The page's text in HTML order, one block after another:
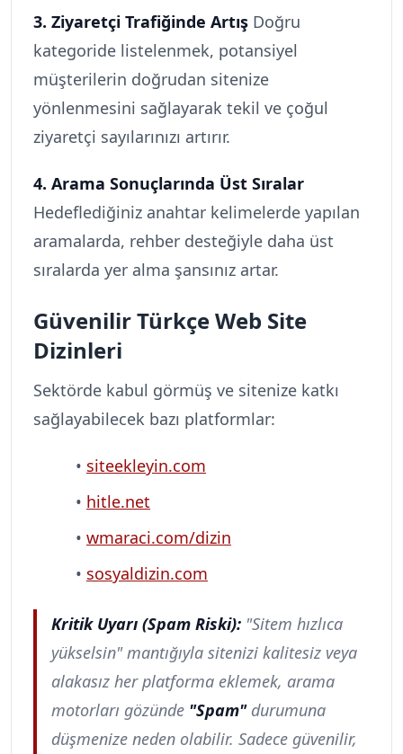
3. Ziyaretçi Trafiğinde Artış Doğru
kategoride listelenmek, potansiyel
müşterilerin doğrudan sitenize
yönlenmesini sağlayarak tekil ve çoğul
ziyaretçi sayılarınızı artırır.
4. Arama Sonuçlarında Üst Sıralar
Hedeflediğiniz anahtar kelimelerde yapılan
aramalarda, rehber desteğiyle daha üst
sıralarda yer alma şansınız artar.
Güvenilir Türkçe Web Site
Dizinleri
Sektörde kabul görmüş ve sitenize katkı
sağlayabilecek bazı platformlar:
siteekleyin.com
hitle.net
wmaraci.com/dizin
sosyaldizin.com
Kritik Uyarı (Spam Riski): "Sitem hızlıca
yükselsin" mantığıyla sitenizi kalitesiz veya
alakasız her platforma eklemek, arama
motorları gözünde "Spam" durumuna
düşmenize neden olabilir. Sadece güvenilir,